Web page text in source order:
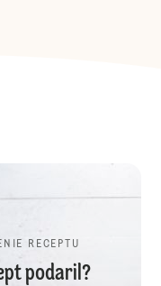
RECEPTU
podaril?